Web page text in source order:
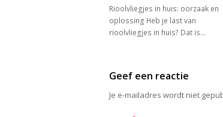
Rioolvliegjes in huis: oorzaak en
oplossing Heb je last van
rioolvliegjes in huis? Dat is…
Geef een reactie
Je e-mailadres wordt niet